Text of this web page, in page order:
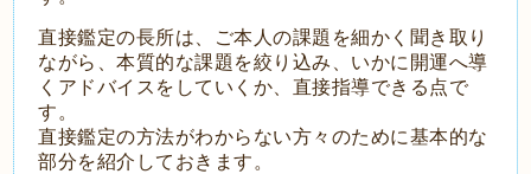
直接鑑定の長所は、ご本人の課題を細かく聞き取り
ながら、本質的な課題を絞り込み、いかに開運へ導
くアドバイスをしていくか、直接指導できる点で
す。
直接鑑定の方法がわからない方々のために基本的な
部分を紹介しておきます。